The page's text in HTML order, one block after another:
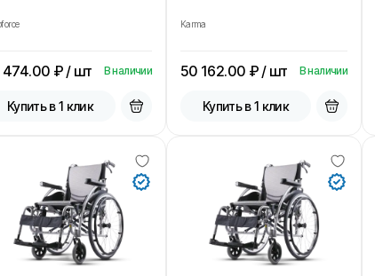
474.00 ₽ / шт В наличии
Купить в 1 клик
Karma
50 162.00 ₽ / шт В наличии
Купить в 1 клик